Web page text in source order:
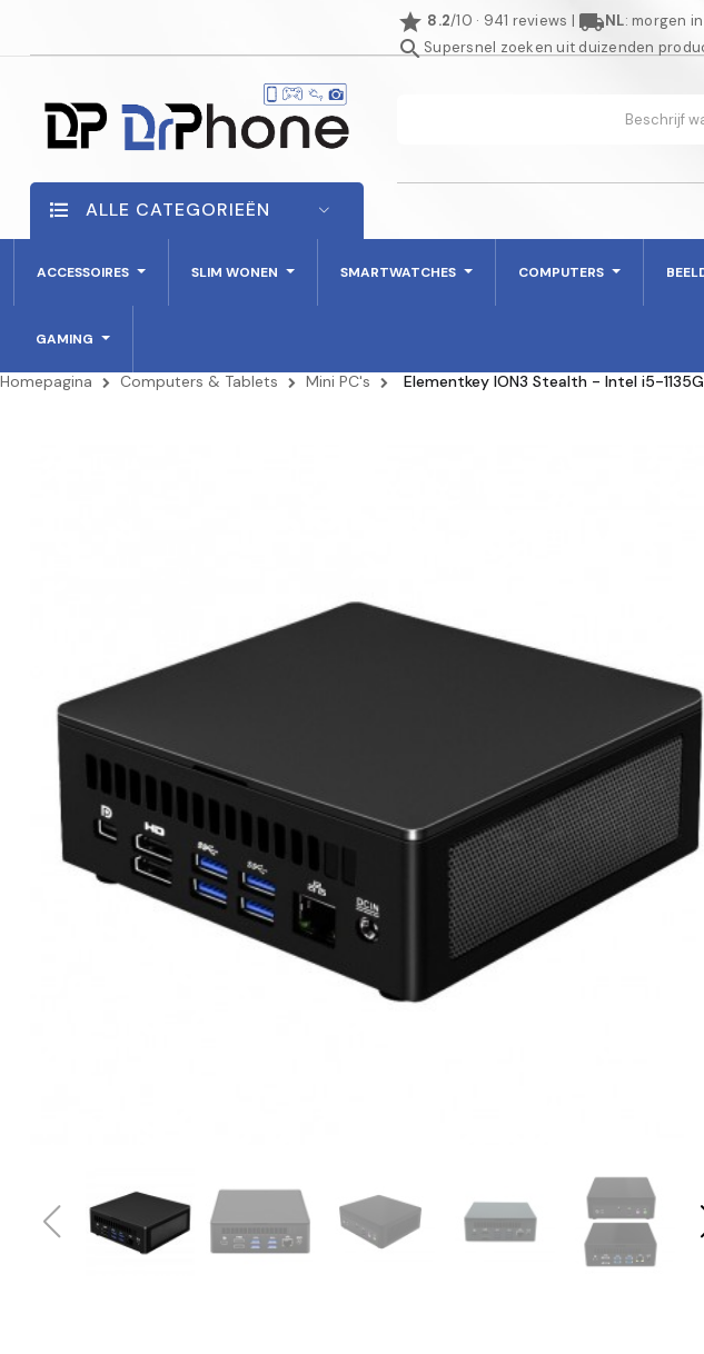
star 8.2/10 · 941 reviews | local_shippingNL: morgen
searchSupersnel zoeken uit duizenden
ALLE CATEGORIEËN
ACCESSOIRES SLIM WONEN SMARTWATCHES COMPUTERS
GAMING
Homepagina Computers & Tablets Mini PC's Elementkey ION3 Stealth - Intel i5-